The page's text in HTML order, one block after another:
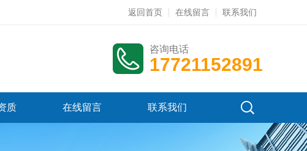
返回首页 在线留言 联系我们
咨询电话
17721152891
质 在线留言 联系我们